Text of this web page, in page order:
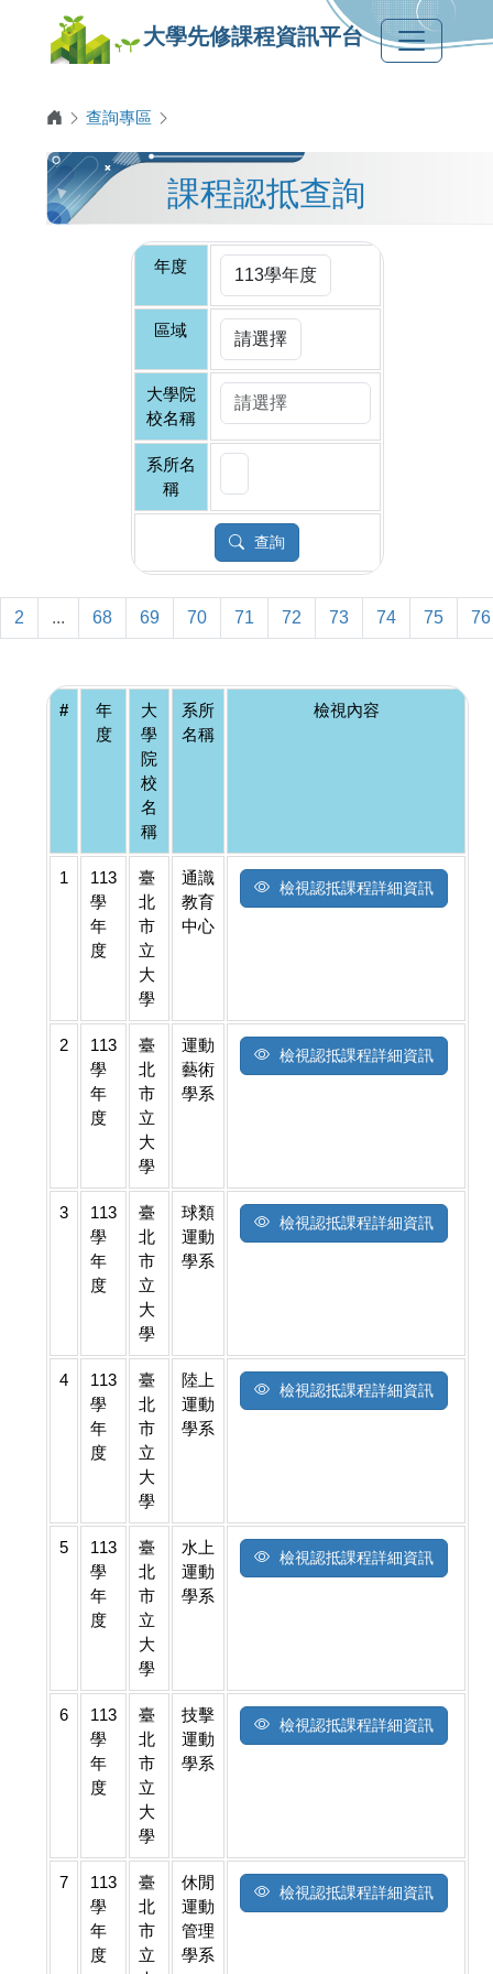
大學先修課程資訊平台
查詢專區
課程認抵查詢
年度
區域
大學院
校名稱
系所名
稱
查詢
2 ... 68 69 70 71 72 73 74 75 76
#
年
度
大
學
院
校
名
稱
系所
名稱
檢視內容
1
113
學
年
度
臺
北
市
立
大
學
通識
教育
中心
檢視認抵課程詳細資訊
2
113
學
年
度
臺
北
市
立
大
學
運動
藝術
學系
檢視認抵課程詳細資訊
3
113
學
年
度
臺
北
市
立
大
學
球類
運動
學系
檢視認抵課程詳細資訊
4
113
學
年
度
臺
北
市
立
大
學
陸上
運動
學系
檢視認抵課程詳細資訊
5
113
學
年
度
臺
北
市
立
大
學
水上
運動
學系
檢視認抵課程詳細資訊
6
113
學
年
度
臺
北
市
立
大
學
技擊
運動
學系
檢視認抵課程詳細資訊
7
113
學
年
度
臺
北
市
立
休閒
運動
管理
學系
檢視認抵課程詳細資訊